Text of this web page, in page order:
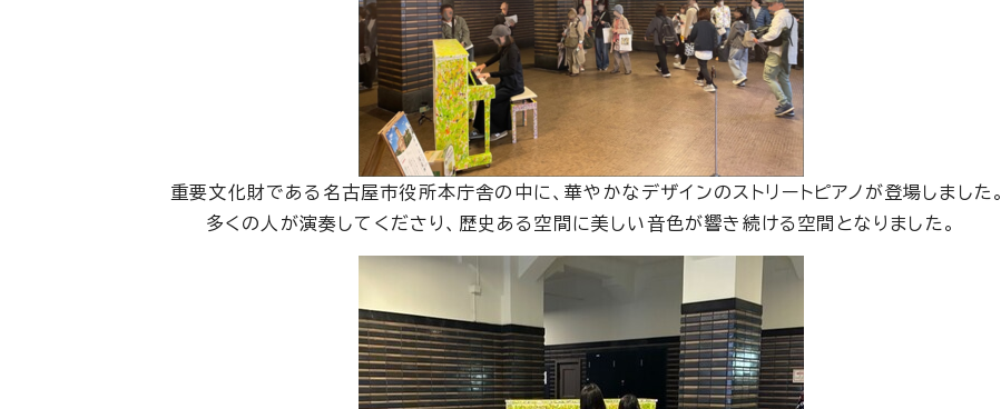
重要文化財である名古屋市役所本庁舎の中に、華やかなデザインのストリートピアノが登場しました。
多くの人が演奏してくださり、歴史ある空間に美しい音色が響き続ける空間となりました。